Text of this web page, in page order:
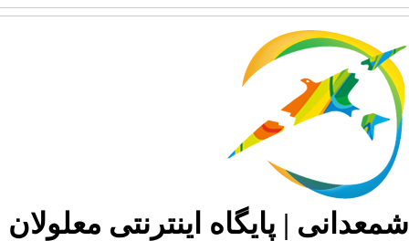
| پایگاه اینترنتی معلولان